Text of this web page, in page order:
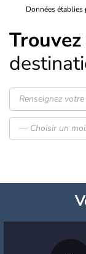
Données établies
Trouvez
— Choisir un